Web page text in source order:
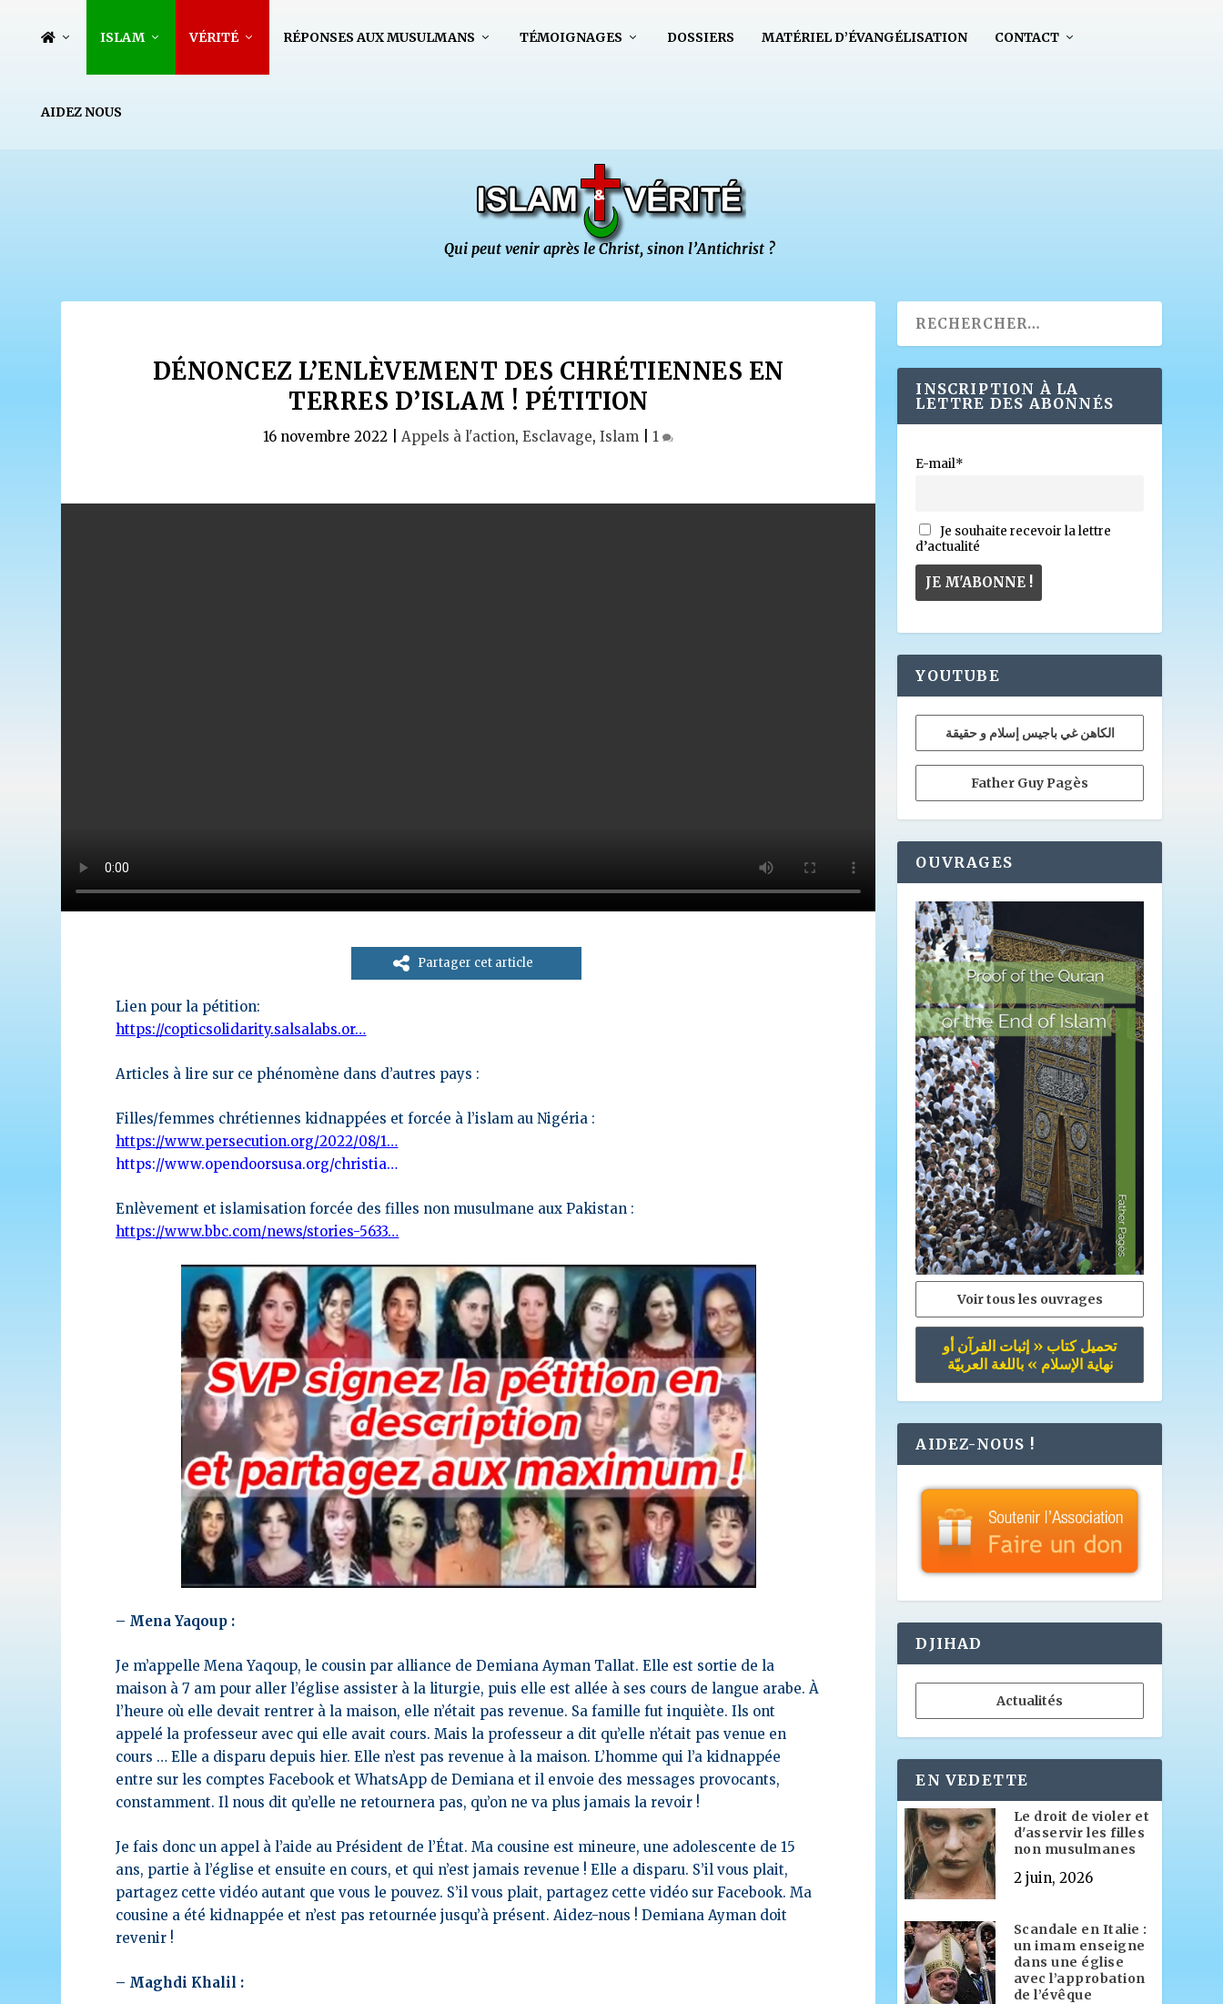
ISLAM VÉRITÉ RÉPONSES AUX MUSULMANS TÉMOIGNAGES DOSSIERS MATÉRIEL D’ÉVANGÉLISATION CONTACT
AIDEZ NOUS
DÉNONCEZ L’ENLÈVEMENT DES CHRÉTIENNES EN
TERRES D’ISLAM ! PÉTITION
16 novembre 2022 |Appels à l'action,Esclavage,Islam 1
Partager cet article
Lien pour la pétition:
https://copticsolidarity.salsalabs.or…
Articles à lire sur ce phénomène dans d’autres pays :
Filles/femmes chrétiennes kidnappées et forcée à l’islam au Nigéria :
https://www.persecution.org/2022/08/1…
https://www.opendoorsusa.org/christia…
Enlèvement et islamisation forcée des filles non musulmane aux Pakistan :
https://www.bbc.com/news/stories-5633…
– Mena Yaqoup :
Je m’appelle Mena Yaqoup, le cousin par alliance de Demiana Ayman Tallat. Elle est sortie de la
maison à 7 am pour aller l’église assister à la liturgie, puis elle est allée à ses cours de langue arabe. À
l’heure où elle devait rentrer à la maison, elle n’était pas revenue. Sa famille fut inquiète. Ils ont
appelé la professeur avec qui elle avait cours. Mais la professeur a dit qu’elle n’était pas venue en
cours … Elle a disparu depuis hier. Elle n’est pas revenue à la maison. L’homme qui l’a kidnappée
entre sur les comptes Facebook et WhatsApp de Demiana et il envoie des messages provocants,
constamment. Il nous dit qu’elle ne retournera pas, qu’on ne va plus jamais la revoir !
Je fais donc un appel à l’aide au Président de l’État. Ma cousine est mineure, une adolescente de 15
ans, partie à l’église et ensuite en cours, et qui n’est jamais revenue ! Elle a disparu. S’il vous plait,
partagez cette vidéo autant que vous le pouvez. S’il vous plait, partagez cette vidéo sur Facebook. Ma
cousine a été kidnappée et n’est pas retournée jusqu’à présent. Aidez-nous ! Demiana Ayman doit
revenir !
– Maghdi Khalil :
INSCRIPTION À LA
LETTRE DES ABONNÉS
E-mail*
Je souhaite recevoir la lettre
d’actualité
YOUTUBE
الكاهن غي باجيس إسلام و حقيقة
Father Guy Pagès
OUVRAGES
Voir tous les ouvrages
تحميل كتاب « إثبات القرآن أو
نهاية الإسلام » باللغة العربيّة
AIDEZ-NOUS !
DJIHAD
Actualités
EN VEDETTE
Le droit de violer et
d'asservir les filles
non musulmanes
2 juin, 2026
Scandale en Italie :
un imam enseigne
dans une église
avec l’approbation
de l’évêque